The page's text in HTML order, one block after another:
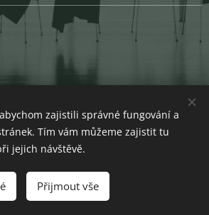
© 2024 EducArt
službou Webnode
zajistili správné fungování a
Tím vám můžeme zajistit tu
jejich návštěvě.
Přijmout vše